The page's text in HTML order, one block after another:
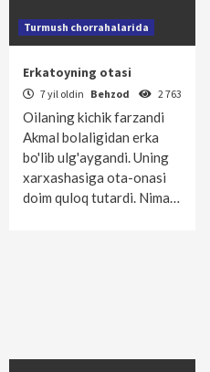
Turmush chorrahalarida
Erkatoyning otasi
7 yil oldin Behzod 2 763
Oilaning kichik farzandi
Akmal bolaligidan erka
bo'lib ulg'aygandi. Uning
xarxashasiga ota-onasi
doim quloq tutardi. Nima…